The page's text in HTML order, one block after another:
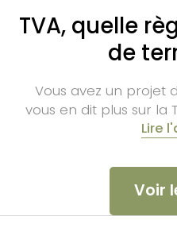
TVA, quelle
de
Vous avez un projet
vous en dit plus sur la
Lire
Voir